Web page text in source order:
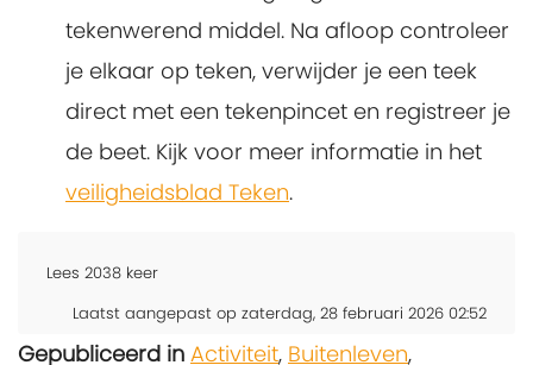
tekenwerend middel. Na afloop controleer
je elkaar op teken, verwijder je een teek
direct met een tekenpincet en registreer je
de beet. Kijk voor meer informatie in het
veiligheidsblad Teken.
Lees 2038 keer
Laatst aangepast op zaterdag, 28 februari 2026 02:52
Gepubliceerd in Activiteit, Buitenleven,